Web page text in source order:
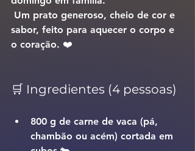
sabor, feito para aquecer o corpo e
o coração. ❤️
🛒 Ingredientes (4 pessoas)
800 g de carne de vaca (pá,
chambão ou acém) cortada em